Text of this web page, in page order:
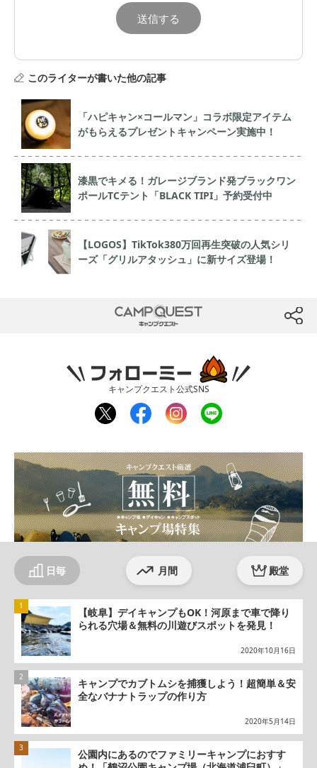
このライターが書いた他の記事
「ハピキャン×コールマン」コラボ限定アイテム
がもらえるプレゼントキャンペーン実施中！
漆黒でキメる！ガレージブランド発ブラックワン
ポールTCテント「BLACK TIPI」予約受付中
【LOGOS】TikTok380万回再生突破の人気シリ
ーズ「グリルアタッシュ」に新サイズ登場！
btn
CAMP QUEST
キャンプクエスト公式SNS
twit
ter
fac
ebo
inst
agr
line
日毎 月間 殿堂
【岐阜】デイキャンプもOK！河原まで車で降り
られる穴場＆無料の川遊びスポットを発見！
2020年10月16日
キャンプでカブトムシを捕獲しよう！超簡単＆安
全なバナナトラップの作り方
2020年5月14日
公園内にあるのでファミリーキャンプにおすす